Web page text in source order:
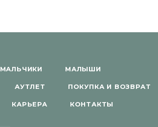
МАЛЬЧИКИ МАЛЫШИ
АУТЛЕТ ПОКУПКА И ВОЗВРАТ
КАРЬЕРА КОНТАКТЫ